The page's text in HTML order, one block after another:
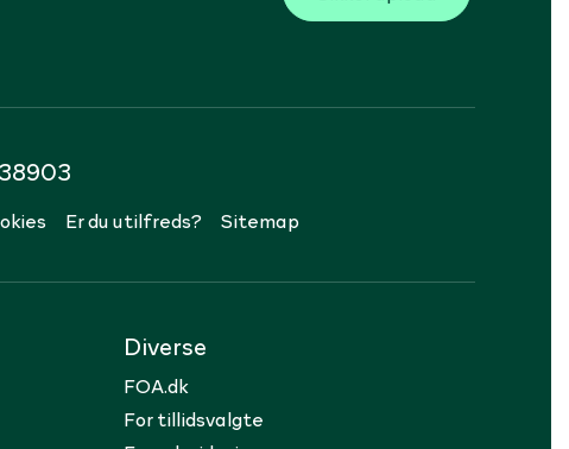
Er du utilfreds? Sitemap
Diverse
FOA.dk
For tillidsvalgte